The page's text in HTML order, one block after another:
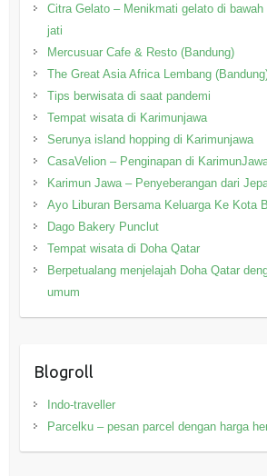
Citra Gelato – Menikmati gelato di bawah
jati
Mercusuar Cafe & Resto (Bandung)
The Great Asia Africa Lembang
Tips berwisata di saat pandemi
Tempat wisata di Karimunjawa
Serunya island hopping di Karimunjawa
CasaVelion – Penginapan di
Karimun Jawa – Penyeberangan dari
Ayo Liburan Bersama Keluarga Ke Kota
Dago Bakery Punclut
Tempat wisata di Doha Qatar
Berpetualang menjelajah Doha Qatar
umum
Blogroll
Indo-traveller
Parcelku – pesan parcel dengan harga